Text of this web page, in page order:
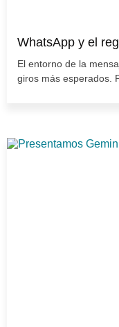
WhatsApp y el
El entorno de la
giros más esperados.